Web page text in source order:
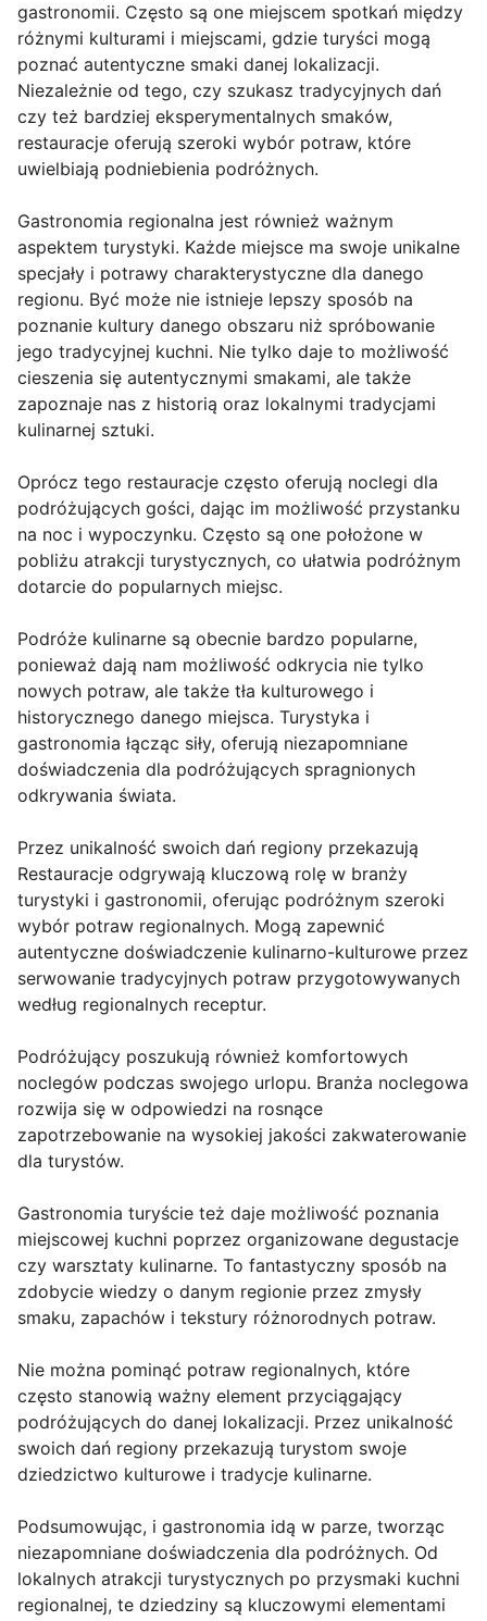
gastronomii. Często są one miejscem spotkań między
różnymi kulturami i miejscami, gdzie turyści mogą
poznać autentyczne smaki danej lokalizacji.
Niezależnie od tego, czy szukasz tradycyjnych dań
czy też bardziej eksperymentalnych smaków,
restauracje oferują szeroki wybór potraw, które
uwielbiają podniebienia podróżnych.
Gastronomia regionalna jest również ważnym
aspektem turystyki. Każde miejsce ma swoje unikalne
specjały i potrawy charakterystyczne dla danego
regionu. Być może nie istnieje lepszy sposób na
poznanie kultury danego obszaru niż spróbowanie
jego tradycyjnej kuchni. Nie tylko daje to możliwość
cieszenia się autentycznymi smakami, ale także
zapoznaje nas z historią oraz lokalnymi tradycjami
kulinarnej sztuki.
Oprócz tego restauracje często oferują noclegi dla
podróżujących gości, dając im możliwość przystanku
na noc i wypoczynku. Często są one położone w
pobliżu atrakcji turystycznych, co ułatwia podróżnym
dotarcie do popularnych miejsc.
Podróże kulinarne są obecnie bardzo popularne,
ponieważ dają nam możliwość odkrycia nie tylko
nowych potraw, ale także tła kulturowego i
historycznego danego miejsca. Turystyka i
gastronomia łącząc siły, oferują niezapomniane
doświadczenia dla podróżujących spragnionych
odkrywania świata.
Przez unikalność swoich dań regiony przekazują
Restauracje odgrywają kluczową rolę w branży
turystyki i gastronomii, oferując podróżnym szeroki
wybór potraw regionalnych. Mogą zapewnić
autentyczne doświadczenie kulinarno-kulturowe przez
serwowanie tradycyjnych potraw przygotowywanych
według regionalnych receptur.
Podróżujący poszukują również komfortowych
noclegów podczas swojego urlopu. Branża noclegowa
rozwija się w odpowiedzi na rosnące
zapotrzebowanie na wysokiej jakości zakwaterowanie
dla turystów.
Gastronomia turyście też daje możliwość poznania
miejscowej kuchni poprzez organizowane degustacje
czy warsztaty kulinarne. To fantastyczny sposób na
zdobycie wiedzy o danym regionie przez zmysły
smaku, zapachów i tekstury różnorodnych potraw.
Nie można pominąć potraw regionalnych, które
często stanowią ważny element przyciągający
podróżujących do danej lokalizacji. Przez unikalność
swoich dań regiony przekazują turystom swoje
dziedzictwo kulturowe i tradycje kulinarne.
Podsumowując, i gastronomia idą w parze, tworząc
niezapomniane doświadczenia dla podróżnych. Od
lokalnych atrakcji turystycznych po przysmaki kuchni
regionalnej, te dziedziny są kluczowymi elementami